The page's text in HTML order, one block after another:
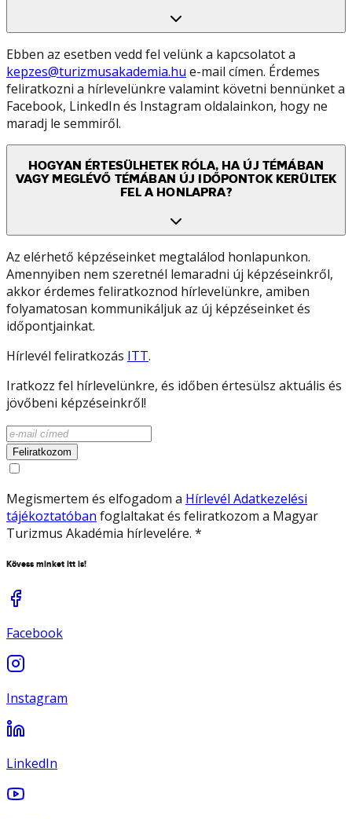
Ebben az esetben vedd fel velünk a kapcsolatot a
kepzes@turizmusakademia.hu e-mail címen. Érdemes
feliratkozni a hírlevelünkre valamint követni bennünket a
Facebook, LinkedIn és Instagram oldalainkon, hogy ne
maradj le semmiről.
HOGYAN ÉRTESÜLHETEK RÓLA, HA ÚJ TÉMÁBAN
VAGY MEGLÉVŐ TÉMÁBAN ÚJ IDŐPONTOK KERÜLTEK
FEL A HONLAPRA?
Az elérhető képzéseinket megtalálod honlapunkon.
Amennyiben nem szeretnél lemaradni új képzéseinkről,
akkor érdemes feliratkoznod hírlevelünkre, amiben
folyamatosan kommunikáljuk az új képzéseinket és
időpontjainkat.
Hírlevél feliratkozás ITT.
Iratkozz fel hírlevelünkre, és időben értesülsz aktuális és
jövőbeni képzéseinkről!
Feliratkozom
Megismertem és elfogadom a Hírlevél Adatkezelési
tájékoztatóban foglaltakat és feliratkozom a Magyar
Turizmus Akadémia hírlevelére. *
Kövess minket itt is!
Facebook
Instagram
LinkedIn